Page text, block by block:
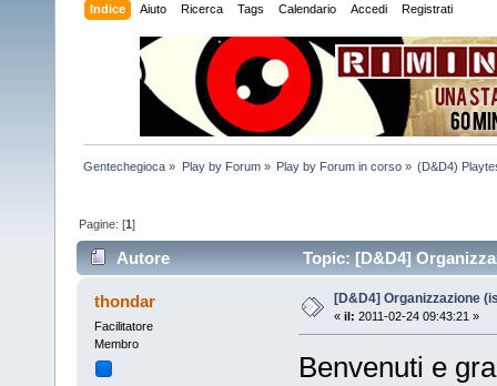
Indice Aiuto Ricerca Tags Calendario Accedi Registrati
Gentechegioca » Play by Forum» Play by Forum in corso» (D&D4)
Pagine: [1]
Autore Topic: [D&D4]
thondar
Facilitatore
Membro
[D&D4] Organizzazione
« il: 2011-02-24 09:43:21 »
Benvenuti e